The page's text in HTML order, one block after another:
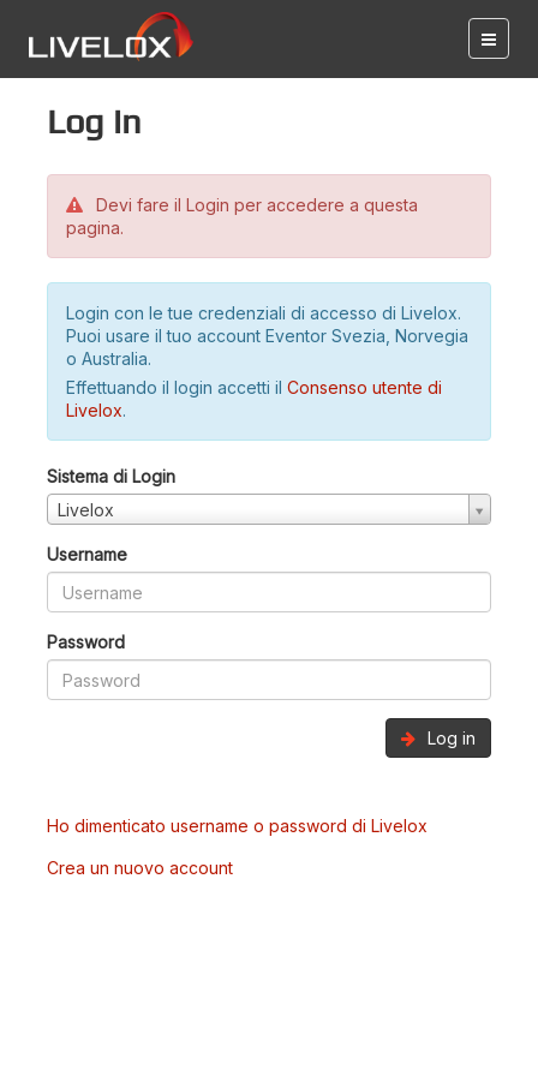
Log in
Devi fare il Login per accedere a questa
pagina.
Login con le tue credenziali di accesso di Livelox.
Puoi usare il tuo account Eventor Svezia, Norvegia
o Australia.
Effettuando il login accetti il Consenso utente di
Livelox.
Sistema di Login
Livelox
Username
Password
Log in
Ho dimenticato username o password di Livelox
Crea un nuovo account